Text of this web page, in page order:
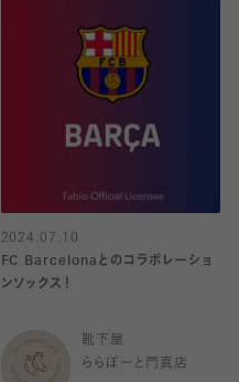
2024.07.10
FC Barcelonaとのコラボレーショ
ンソックス！
靴下屋
ららぽーと門真店